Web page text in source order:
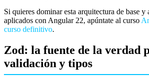
Si quieres dominar esta arquitectura de base y
aplicados con Angular 22, apúntate al curso
curso definitivo.
Zod: la fuente de la verdad
validación y tipos